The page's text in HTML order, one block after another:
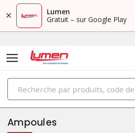
Lumen
Gratuit – sur Google Play
PRODUITS
éclairage
Ampoules